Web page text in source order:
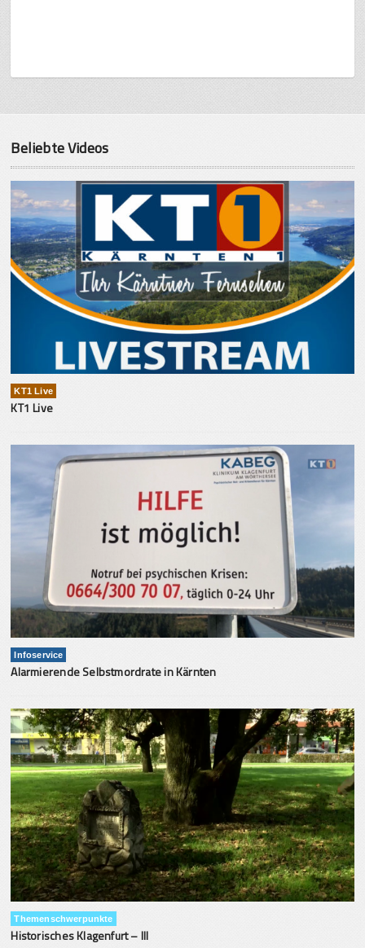
Beliebte Videos
KT1 Live
KT1 Live
Infoservice
Alarmierende Selbstmordrate in Kärnten
Themenschwerpunkte
Historisches Klagenfurt – III